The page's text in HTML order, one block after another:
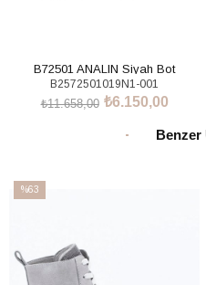
B72501 ANALIN Siyah Bot
B2572501019N1-001
₺6.150,00
₺11.658,00
Benzer
%63